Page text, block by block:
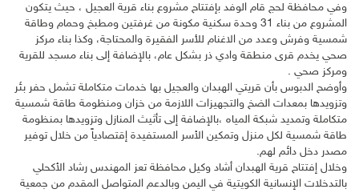
وفي محافظة لحج قام الوفد بإفتتاح مشروع بناء قرية العجيل ، حيث يتكون
المشروع من بناء 31 وحدة سكنية مكونة من غرفتين ومطبخ وحمام وطاقة
شمسية وفرش وعدد من الاغنام للأسر الفقيرة والمحتاجة، وكذا بناء مركز
صحي يخدم قرى منطقة وادي ذر بشكل عام، بالإضافة إلى بناء مسجد للقرية
ومركز صحي .
وأوضح الدبوس بأن قريتي الهبدان والعجيل بها خدمات متكاملة تشمل حفر بئر
وتزويدها بمعدات الضخ والتجهيزات اللازمة من خزان ومنظومة طاقة شمسية
متكاملة وتمديد شبكة المياه ،بالإضافة إلى تأثيث المنازل وتزويدها بمنظومة
طاقة شمسية لكل منزل وتمكين الأسر المستفيدة إقتصادياً من خلال توفير
مصدر دخل دائم لهم.
وخلال إفتتاح قرية الهبدان أشاد وكيل محافظة تعز المهندس رشاد الأكحلي
بالتدخلات الإنسانية الكويتية في اليمن وبالدعم المتواصل المقدم من جمعية